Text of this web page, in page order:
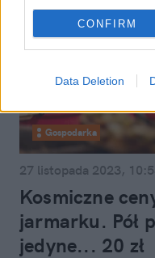
CONFIRM
Data Deletion
Gospodarka
27 listopada 2023,
Kosmiczne
jarmarku. Pół
jedyne... 20 zł